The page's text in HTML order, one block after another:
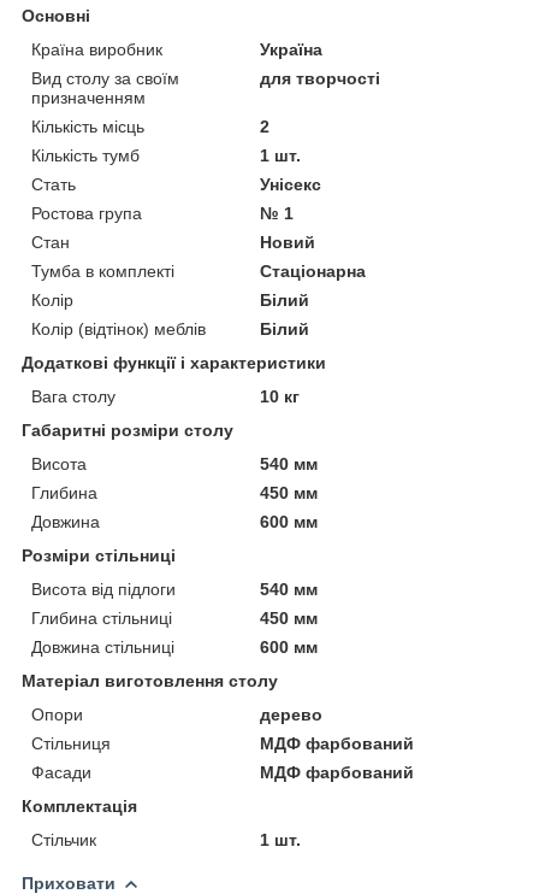
Основні
Країна виробник
Україна
Вид столу за своїм
призначенням
для творчості
Кількість місць
2
Кількість тумб
1 шт.
Стать
Унісекс
Ростова група
№ 1
Стан
Новий
Тумба в комплекті
Стаціонарна
Колір
Білий
Колір (відтінок) меблів
Білий
Додаткові функції і характеристики
Вага столу
10 кг
Габаритні розміри столу
Висота
540 мм
Глибина
450 мм
Довжина
600 мм
Розміри стільниці
Висота від підлоги
540 мм
Глибина стільниці
450 мм
Довжина стільниці
600 мм
Матеріал виготовлення столу
Опори
дерево
Стільниця
МДФ фарбований
Фасади
МДФ фарбований
Комплектація
Стільчик
1 шт.
Приховати